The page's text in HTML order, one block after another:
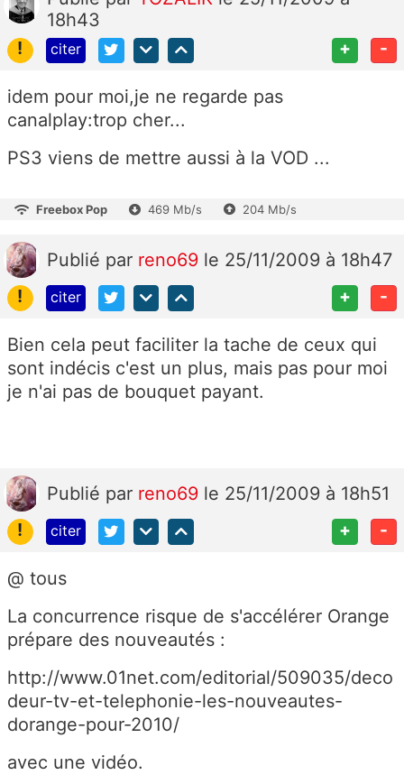
18h43
!
citer + -
idem pour moi,je ne regarde pas
canalplay:trop cher...
PS3 viens de mettre aussi à la VOD ...
Freebox Pop 469 Mb/s 204 Mb/s
Publié par reno69 le 25/11/2009 à 18h47
!
citer + -
Bien cela peut faciliter la tache de ceux qui
sont indécis c'est un plus, mais pas pour moi
je n'ai pas de bouquet payant.
Publié par reno69 le 25/11/2009 à 18h51
!
citer + -
@ tous
La concurrence risque de s'accélérer Orange
prépare des nouveautés :
http://www.01net.com/editorial/509035/deco
deur-tv-et-telephonie-les-nouveautes-
dorange-pour-2010/
avec une vidéo.